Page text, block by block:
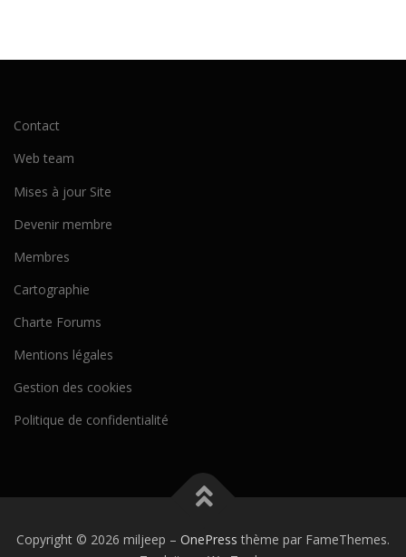
Contact
Web team
Mises à jour Site
Devenir membre
Membres
Cartographie
Charte Forums
Mentions légales
Gestion des cookies
Politique de confidentialité
Copyright © 2026 miljeep – OnePress thème par FameThemes.